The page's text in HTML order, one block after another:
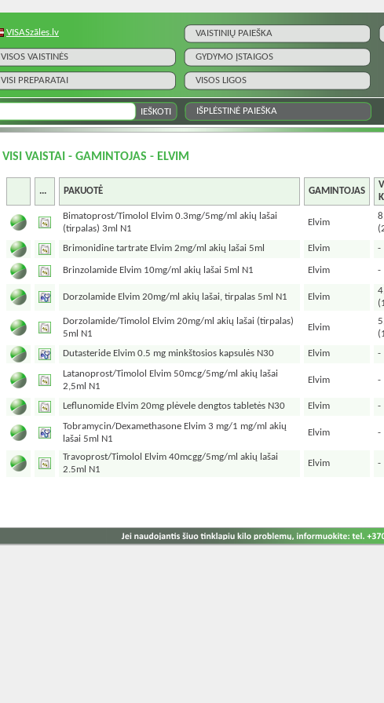
VISASzāles.lv VAISTINIŲ PAIEŠKA
VISOS VAISTINĖS GYDYMO ĮSTAIGOS
VISI PREPARATAI VISOS LIGOS
IŠPLĖSTINĖ PAIEŠKA
VISI VAISTAI - GAMINTOJAS - ELVIM
... PAKUOTĖ GAMINTOJAS
Bimatoprost/Timolol Elvim 0.3mg/5mg/ml akių lašai
(tirpalas) 3ml N1
Elvim
Brimonidine tartrate Elvim 2mg/ml akių lašai 5ml Elvim -
Brinzolamide Elvim 10mg/ml akių lašai 5ml N1 Elvim -
Dorzolamide Elvim 20mg/ml akių lašai, tirpalas 5ml N1 Elvim
Dorzolamide/Timolol Elvim 20mg/ml akių lašai (tirpalas)
5ml N1
Elvim
Dutasteride Elvim 0.5 mg minkštosios kapsulės N30 Elvim -
Latanoprost/Timolol Elvim 50mcg/5mg/ml akių lašai
2,5ml N1
Elvim -
Leflunomide Elvim 20mg plėvele dengtos tabletės N30 Elvim -
Tobramycin/Dexamethasone Elvim 3 mg/1 mg/ml akių
lašai 5ml N1
Elvim -
Travoprost/Timolol Elvim 40mcgg/5mg/ml akių lašai
2.5ml N1
Elvim -